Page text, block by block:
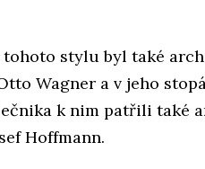
tohoto stylu byl také
Wagner a v jeho
k nim patřili také
Hoffmann.